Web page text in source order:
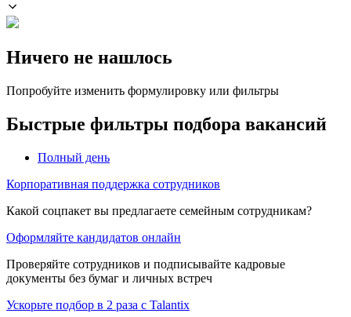
Ничего не нашлось
Попробуйте изменить формулировку или фильтры
Быстрые фильтры подбора вакансий
Полный день
Корпоративная поддержка сотрудников
Какой соцпакет вы предлагаете семейным сотрудникам?
Оформляйте кандидатов онлайн
Проверяйте сотрудников и подписывайте кадровые
документы без бумаг и личных встреч
Ускорьте подбор в 2 раза с Talantix